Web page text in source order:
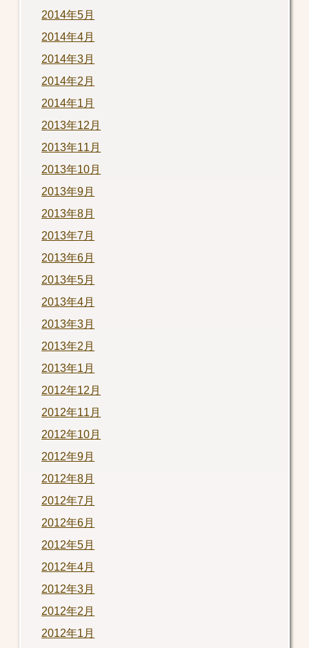
2014年5月
2014年4月
2014年3月
2014年2月
2014年1月
2013年12月
2013年11月
2013年10月
2013年9月
2013年8月
2013年7月
2013年6月
2013年5月
2013年4月
2013年3月
2013年2月
2013年1月
2012年12月
2012年11月
2012年10月
2012年9月
2012年8月
2012年7月
2012年6月
2012年5月
2012年4月
2012年3月
2012年2月
2012年1月